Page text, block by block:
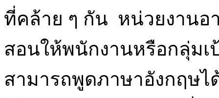
ที่คล้าย ๆ กัน หน่วยงานอ
สอนให้พนักงานหรือกลุ่ม
สามารถพูดภาษาอังกฤษไ